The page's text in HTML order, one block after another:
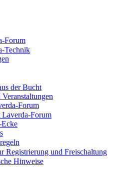
Forum
Technik
der Bucht
Forum
Forum
Ecke
und Freischaltung
Hinweise